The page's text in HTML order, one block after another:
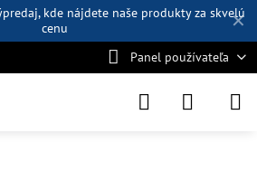
✕
, kde nájdete naše produkty za skvelú
cenu
Panel používateľa